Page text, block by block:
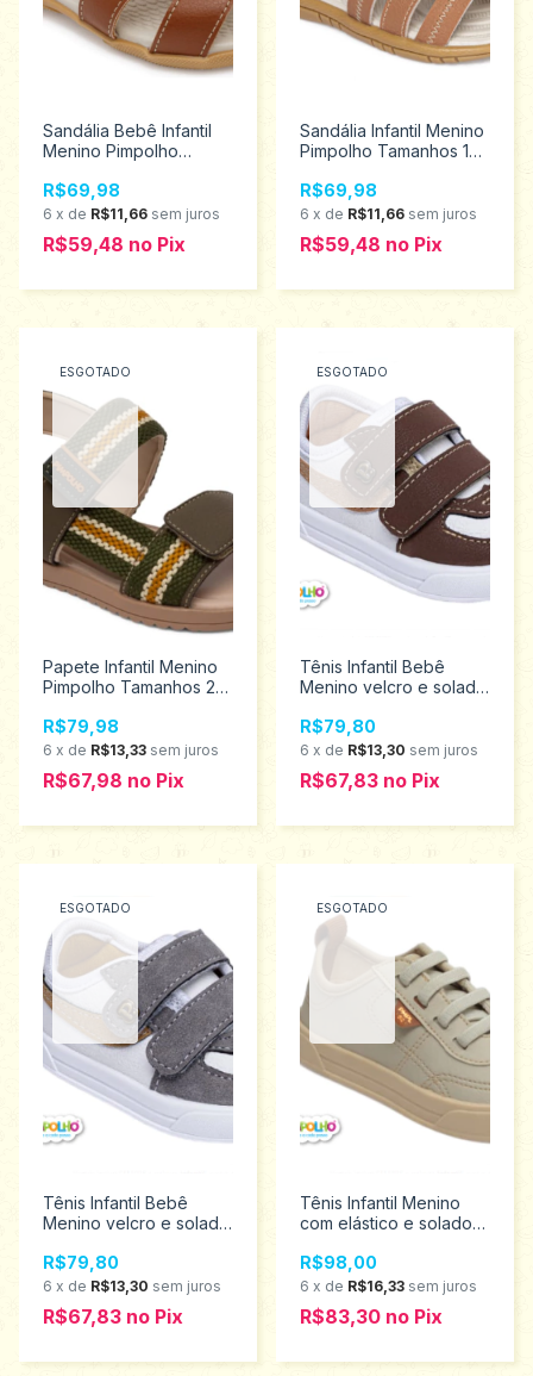
Sandália Bebê Infantil
Menino Pimpolho
28480
R$69,98
6 x de R$11,66 sem juros
R$59,48 no Pix
Sandália Infantil Menino
Pimpolho Tamanhos 16
R$69,98
6 x de R$11,66 sem juros
R$59,48 no Pix
ESGOTADO
Papete Infantil Menino
Pimpolho Tamanhos 22
R$79,98
6 x de R$13,33 sem juros
R$67,98 no Pix
ESGOTADO
Tênis Infantil Bebê
Menino velcro e solado
Pimpolho Tamanhos 16
ao 21 0120343
Promoção
R$79,80
6 x de R$13,30 sem juros
R$67,83 no Pix
ESGOTADO
Tênis Infantil Bebê
Menino velcro e solado
Pimpolho Tamanhos 16
ao 21 0120341
Promoção
R$79,80
6 x de R$13,30 sem juros
R$67,83 no Pix
ESGOTADO
Tênis Infantil Menino
com elástico e solado
Pimpolho Tamanhos 22
ao 27 0130183
Promoção
R$98,00
6 x de R$16,33 sem juros
R$83,30 no Pix